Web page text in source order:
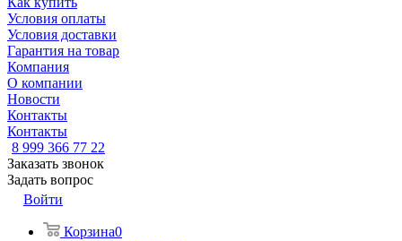
Условия оплаты
Условия доставки
Гарантия на товар
Компания
О компании
Новости
Контакты
Контакты
8 999 366 77 22
Заказать звонок
Задать вопрос
Войти
Корзина0